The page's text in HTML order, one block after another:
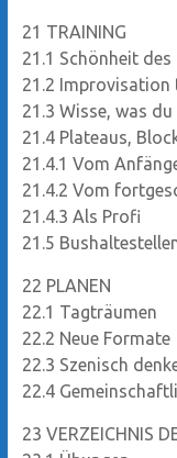
21 TRAINING
21.1 Schönheit des
21.2 Improvisation
21.3 Wisse, was
21.4 Plateaus,
21.4.1 Vom
21.4.2 Vom
21.4.3 Als Profi
21.5
22 PLANEN
22.1 Tagträumen
22.2 Neue Formate
22.3 Szenisch
22.4
23 VERZEICHNIS